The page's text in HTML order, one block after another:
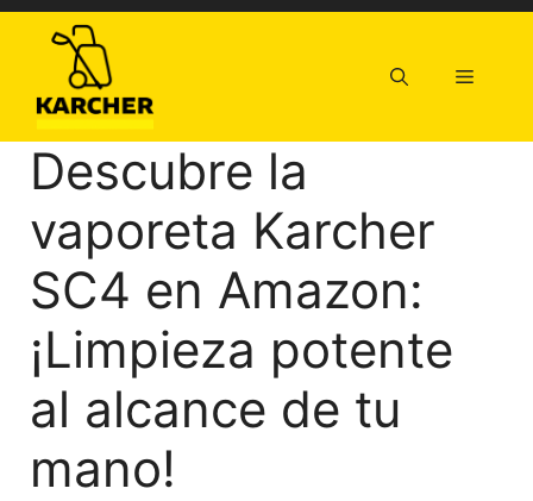
Saltar
contenido
Menú
Descubre la
vaporeta Karcher
SC4 en Amazon:
¡Limpieza potente
al alcance de tu
mano!